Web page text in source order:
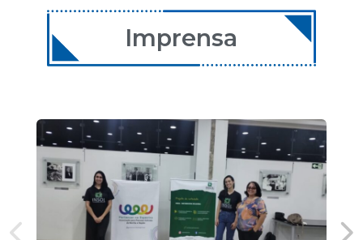
12 de dezembro de 2026
Imprensa